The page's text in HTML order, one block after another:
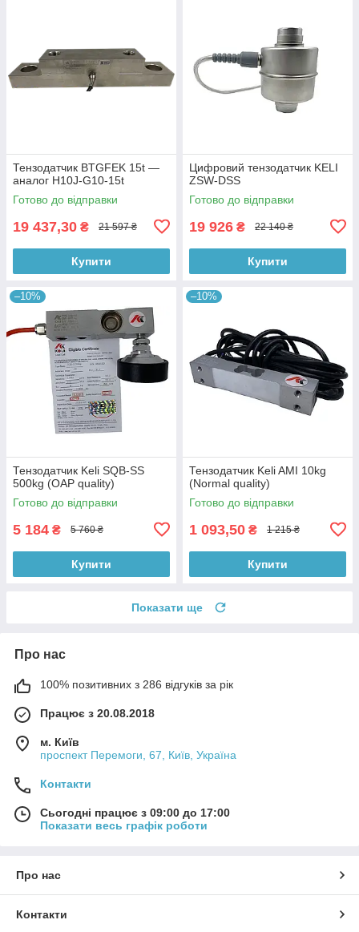
Тензодатчик BTGFEK 15t —
аналог H10J-G10-15t
Готово до відправки
19 437,30 ₴ 21 597 ₴
Купити
Цифровий тензодатчик KELI
ZSW-DSS
Готово до відправки
19 926 ₴ 22 140 ₴
Купити
–10%
Тензодатчик Keli SQB-SS
500kg (OAP quality)
Готово до відправки
5 184 ₴ 5 760 ₴
Купити
–10%
Тензодатчик Keli AMI 10kg
(Normal quality)
Готово до відправки
1 093,50 ₴ 1 215 ₴
Купити
Показати ще
Про нас
100% позитивних з 286 відгуків за рік
Працює з 20.08.2018
м. Київ
проспект Перемоги, 67, Київ, Україна
Контакти
Сьогодні працює з 09:00 до 17:00
Показати весь графік роботи
Про нас
Контакти